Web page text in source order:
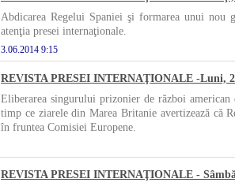
Abdicarea Regelui Spaniei şi formarea unui nou
atenţia presei internaţionale.
3.06.2014 9:15
REVISTA PRESEI INTERNAŢIONALE -Luni,
Eliberarea singurului prizonier de război
timp ce ziarele din Marea Britanie avertizează că
în fruntea Comisiei Europene.
REVISTA PRESEI INTERNAŢIONALE -